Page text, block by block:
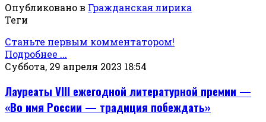
Опубликовано в Гражданская лирика
Теги
Станьте первым комментатором!
Подробнее ...
Суббота, 29 апреля 2023 18:54
Лауреаты VIII ежегодной литературной премии —
«Во имя России — традиция побеждать»